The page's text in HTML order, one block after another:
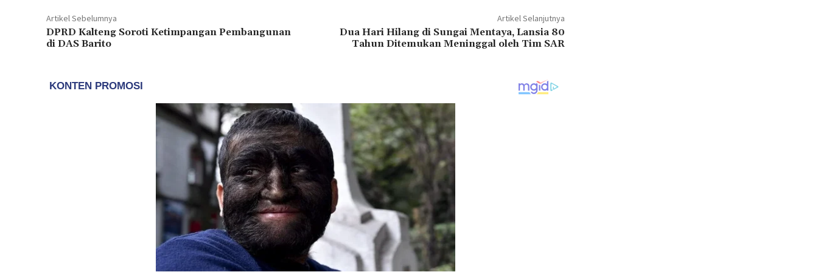
Artikel Sebelumnya
DPRD Kalteng Soroti Ketimpangan Pembangunan
di DAS Barito
Artikel Selanjutnya
Dua Hari Hilang di Sungai Mentaya, Lansia 80
Tahun Ditemukan Meninggal oleh Tim SAR